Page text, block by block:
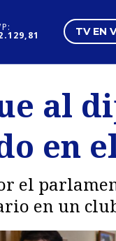
TV EN
Negocios
Pura Mujer
al
en
el
en un